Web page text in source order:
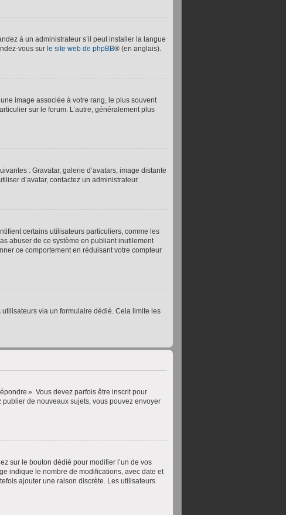
à un administrateur s’il peut installer la langue
vous sur le site web de phpBB® (en anglais).
image associée à votre rang, le plus souvent
sur le forum. L’autre, généralement plus
: Gravatar, galerie d’avatars, image distante
d’avatar, contactez un administrateur.
certains utilisateurs particuliers, comme les
abuser de ce système en publiant inutilement
ce comportement en réduisant votre compteur
via un formulaire dédié. Cela limite les
». Vous devez parfois être inscrit pour
de nouveaux sujets, vous pouvez envoyer
sur le bouton dédié pour modifier l’un de vos
indique le nombre de modifications, avec date et
ajouter une raison discrète. Les utilisateurs